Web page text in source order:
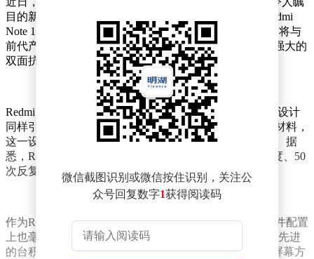
目的新品特性。他透露，即将于8月21日晚7点发布的Redmi
Note 15 Pro+手机，将配备小米龙晶玻璃，这一创新材质将与
前代产品中的“小金刚”系列相结合，打造出有史以来最强大的
双面抗摔组合。
Redmi Note 15 Pro+不仅在屏幕保护上有所突破，其背板设计
同样引人注目。据透露，该机型采用了抗弯折超韧玻纤材料，
这一设计不仅让手机更加轻薄，还显著提升了其坚固性。据
悉，Redmi Note 15 Pro+是行业内首个通过花岗岩2米高度、50
次反复跌落测试的手机，为用户提供了加倍的安心保障。
作为Redmi即将发布的新款旗舰手机，Note 15 Pro+在硬件配置
上也毫不逊色。它搭载了高通骁龙7s Gen4处理器，采用先进
的台积电4nm工艺制程，为用户带来流畅的操作体验。屏幕方
微信截图识别或微信按住识别，关注公
众号回复数字1获得阅读码